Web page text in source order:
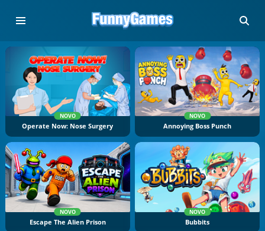
NOVO
Operate Now: Nose Surgery
NOVO
Annoying Boss Punch
NOVO
Escape The Alien Prison
NOVO
Bubbits